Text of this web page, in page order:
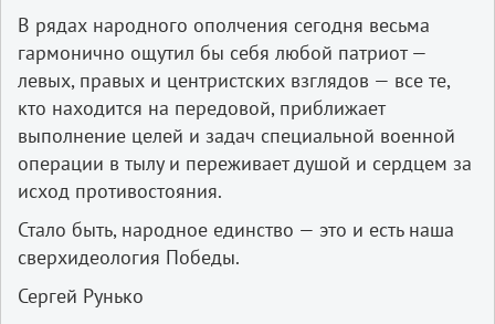
В рядах народного ополчения сегодня весьма
гармонично ощутил бы себя любой патриот —
левых, правых и центристских взглядов — все те,
кто находится на передовой, приближает
выполнение целей и задач специальной военной
операции в тылу и переживает душой и сердцем за
исход противостояния.
Стало быть, народное единство — это и есть наша
сверхидеология Победы.
Сергей Рунько